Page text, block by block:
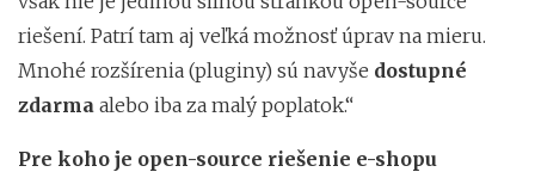
riešení. Patrí tam aj veľká možnosť úprav na mieru.
Mnohé rozšírenia (pluginy) sú navyše dostupné
zdarma alebo iba za malý poplatok.“
Pre koho je open-source riešenie e-shopu